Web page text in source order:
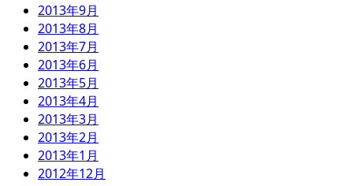
2013年9月
2013年8月
2013年7月
2013年6月
2013年5月
2013年4月
2013年3月
2013年2月
2013年1月
2012年12月